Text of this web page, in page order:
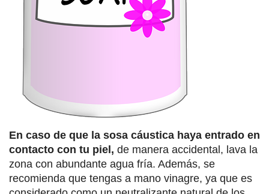
En caso de que la sosa cáustica haya entrado en
contacto con tu piel, de manera accidental, lava la
zona con abundante agua fría. Además, se
recomienda que tengas a mano vinagre, ya que es